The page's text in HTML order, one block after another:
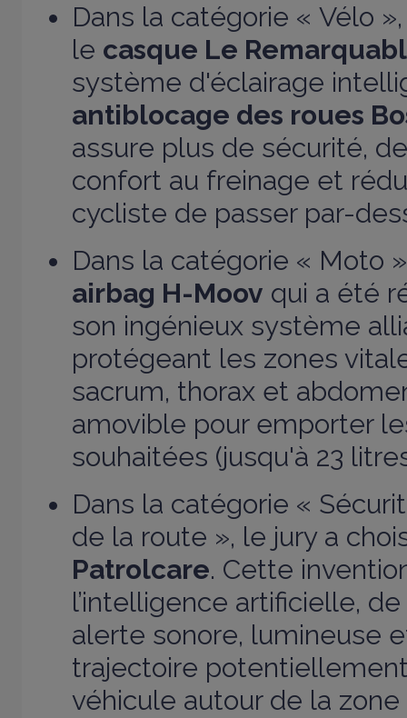
Dans la catégorie « Vélo
le casque Le
système d'éclairage
antiblocage des roues
assure plus de sécurité,
confort au freinage et
cycliste de passer par-
Dans la catégorie « Moto
airbag H-Moov qui a été
son ingénieux système
protégeant les zones
sacrum, thorax et
amovible pour emporter
souhaitées (jusqu'à 23
Dans la catégorie «
de la route », le jury a
Patrolcare. Cette
l’intelligence artificielle,
alerte sonore, lumineuse
trajectoire
véhicule autour de la zone